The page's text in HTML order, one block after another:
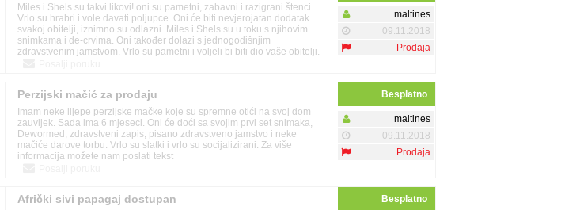
Miles i Shels su takvi likovi! oni su pametni, zabavni i razigrani štenci.
Vrlo su hrabri i vole davati poljupce. Oni će biti nevjerojatan dodatak
svakoj obitelji, iznimno su odlazni. Miles i Shels su u toku s njihovim
snimkama i de-crvima. Oni također dolazi s jednogodišnjim
zdravstvenim jamstvom. Vrlo su pametni i voljeli bi biti dio vaše obitelji.
maltines
09.11.2018
Prodaja
Perzijski mačić za prodaju
Imam neke lijepe perzijske mačke koje su spremne otići na svoj dom
zauvijek. Sada ima 6 mjeseci. Oni će doći sa svojim prvi set snimaka,
Dewormed, zdravstveni zapis, pisano zdravstveno jamstvo i neke
mačiće darove torbu. Vrlo su slatki i vrlo su socijalizirani. Za više
informacija možete nam poslati tekst
Besplatno
maltines
09.11.2018
Prodaja
Afrički sivi papagaj dostupan Besplatno